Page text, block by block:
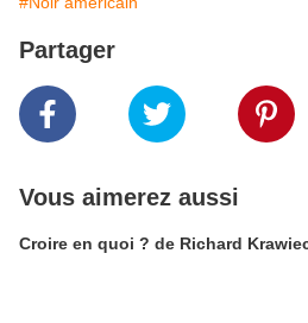
Partager
Vous aimerez aussi
Croire en quoi ? de Richard